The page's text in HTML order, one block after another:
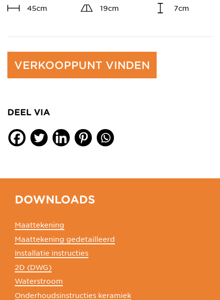
45cm 19cm 7cm
VERKOOPPUNT VINDEN
DEEL VIA
DOWNLOADS
Maattekening
Maattekening gedetailleerd
Installatie instructies
2D (DWG)
Waterstroom
Onderhoudsinstructies keramiek